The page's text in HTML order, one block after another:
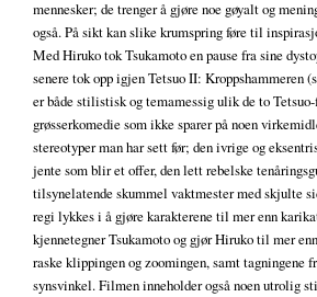
mennesker; de trenger å gjøre noe gøyalt og
også. På sikt kan slike krumspring føre til
Med Hiruko tok Tsukamoto en pause fra sine
senere tok opp igjen Tetsuo II: Kroppshammeren
er både stilistisk og temamessig ulik de to
grøsserkomedie som ikke sparer på noen
stereotyper man har sett før; den ivrige og
jente som blir et offer, den lett rebelske
tilsynelatende skummel vaktmester med skjulte
regi lykkes i å gjøre karakterene til mer enn
kjennetegner Tsukamoto og gjør Hiruko til mer
raske klippingen og zoomingen, samt tagningene
synsvinkel. Filmen inneholder også noen utrolig